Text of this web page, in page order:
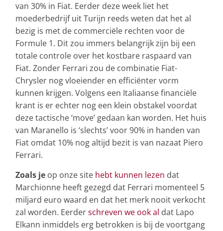
van 30% in Fiat. Eerder deze week liet het
moederbedrijf uit Turijn reeds weten dat het al
bezig is met de commerciële rechten voor de
Formule 1. Dit zou immers belangrijk zijn bij een
totale controle over het kostbare raspaard van
Fiat. Zonder Ferrari zou de combinatie Fiat-
Chrysler nog vloeiender en efficiënter vorm
kunnen krijgen. Volgens een Italiaanse financiële
krant is er echter nog een klein obstakel voordat
deze tactische ‘move’ gedaan kan worden. Het huis
van Maranello is ‘slechts’ voor 90% in handen van
Fiat omdat 10% nog altijd bezit is van nazaat Piero
Ferrari.
Zoals je op onze site hebt kunnen lezen dat
Marchionne heeft gezegd dat Ferrari momenteel 5
miljard euro waard en dat het merk nooit verkocht
zal worden. Eerderschreven we ook al dat Lapo
Elkann inmiddels erg betrokken is bij de voortgang